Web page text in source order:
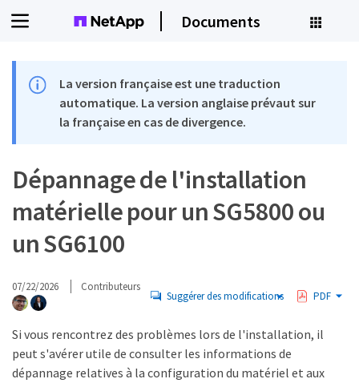
Documents
La version française est une traduction
automatique. La version anglaise prévaut sur
la française en cas de divergence.
Dépannage de l'installation
matérielle pour un SG5800 ou
un SG6100
07/22/2026 Contributeurs
Suggérer des modifications PDF
Si vous rencontrez des problèmes lors de l'installation, il
peut s'avérer utile de consulter les informations de
dépannage relatives à la configuration du matériel et aux